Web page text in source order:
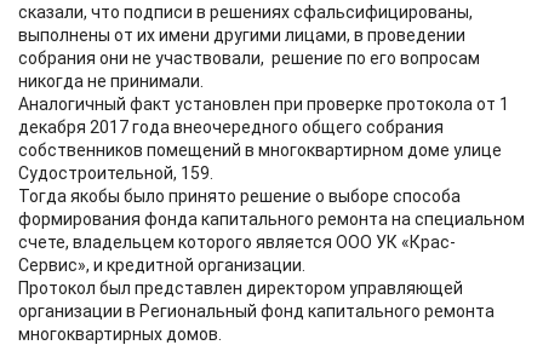
сказали, что подписи в решениях сфальсифицированы,
выполнены от их имени другими лицами, в проведении
собрания они не участвовали, решение по его вопросам
никогда не принимали.
Аналогичный факт установлен при проверке протокола от 1
декабря 2017 года внеочередного общего собрания
собственников помещений в многоквартирном доме улице
Судостроительной, 159.
Тогда якобы было принято решение о выборе способа
формирования фонда капитального ремонта на специальном
счете, владельцем которого является ООО УК «Крас-
Сервис», и кредитной организации.
Протокол был представлен директором управляющей
организации в Региональный фонд капитального ремонта
многоквартирных домов.